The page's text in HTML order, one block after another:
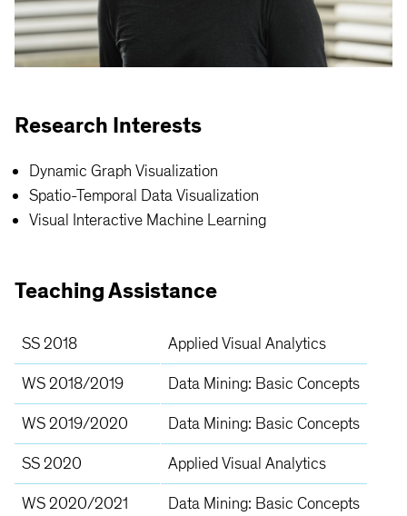
Research Interests
Dynamic Graph Visualization
Spatio-Temporal Data Visualization
Visual Interactive Machine Learning
Teaching Assistance
SS 2018
Applied Visual Analytics
WS 2018/2019
Data Mining: Basic Concepts
WS 2019/2020
Data Mining: Basic Concepts
SS 2020
Applied Visual Analytics
WS 2020/2021
Data Mining: Basic Concepts